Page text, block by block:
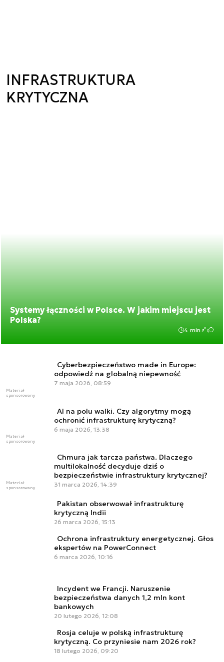
INFRASTRUKTURA
KRYTYCZNA
Systemy łączności w Polsce. W jakim miejscu jest
Polska?
4 min.
Materiał
sponsorowany
Cyberbezpieczeństwo made in Europe:
odpowiedź na globalną niepewność
7 maja 2026, 08:59
Materiał
sponsorowany
AI na polu walki. Czy algorytmy mogą
ochronić infrastrukturę krytyczną?
6 maja 2026, 13:38
Materiał
sponsorowany
Chmura jak tarcza państwa. Dlaczego
multilokalność decyduje dziś o
bezpieczeństwie infrastruktury krytycznej?
31 marca 2026, 14:39
Pakistan obserwował infrastrukturę
krytyczną Indii
26 marca 2026, 15:13
Ochrona infrastruktury energetycznej. Głos
ekspertów na PowerConnect
6 marca 2026, 10:16
Incydent we Francji. Naruszenie
bezpieczeństwa danych 1,2 mln kont
bankowych
20 lutego 2026, 12:08
Rosja celuje w polską infrastrukturę
krytyczną. Co przyniesie nam 2026 rok?
18 lutego 2026, 09:20